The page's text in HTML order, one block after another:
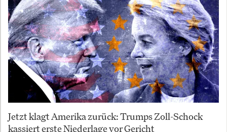
Jetzt klagt Amerika zurück: Trumps Zoll-Schock
kassiert erste Niederlage vor Gericht